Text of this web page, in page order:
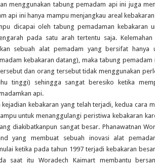
menggunakan tabung pemadam api ini juga
api ini hanya mampu menjangkau areal
dicapai oleh tabung pemadaman kebakaran
pada satu arah tertentu saja.
sebuah alat pemadam yang bersifat hanya
kebakaran datang), maka tabung
dan orang tersebut tidak menggunakan
tinggi) sehingga sangat beresiko ketika
api.
kebakaran yang telah terjadi, kedua cara
untuk menanggulangi peristiwa kebakaran
diakibatkanpun sangat besar. Phanawatnan
yang membuat sebuah inovasi alat
ketika pada tahun 1997 terjadi kebakaran
saat itu Woradech Kaimart membantu